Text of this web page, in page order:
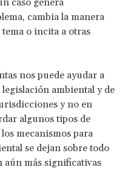
cambia la manera
o incita a otras
nos puede ayudar a
ambiental y de
y no en
algunos tipos de
mecanismos para
se dejan sobre todo
aún más significativas